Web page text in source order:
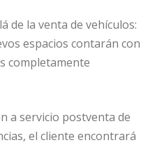
de la venta de vehículos:
espacios contarán con
completamente
a servicio postventa de
el cliente encontrará